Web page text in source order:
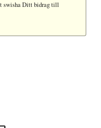
swisha Ditt bidrag till